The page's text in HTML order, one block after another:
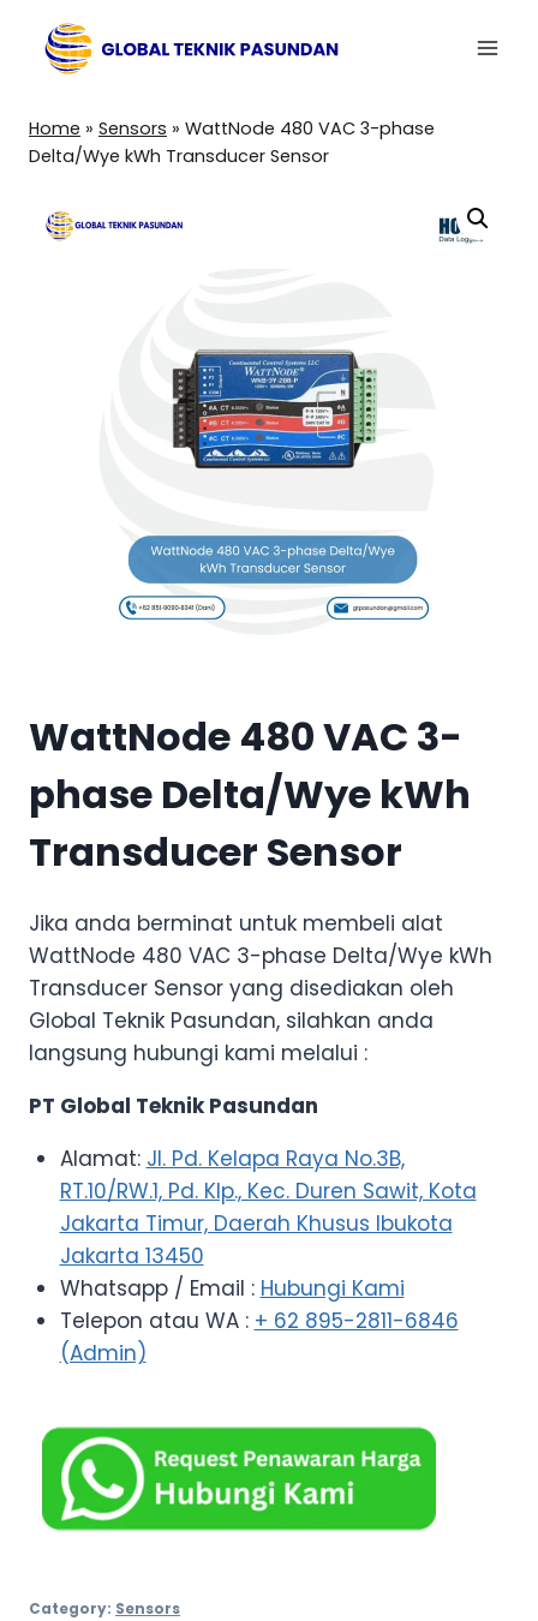
content
Home » Sensors » WattNode 480 VAC 3-phase
Delta/Wye kWh Transducer Sensor
WattNode 480 VAC 3-
phase Delta/Wye kWh
Transducer Sensor
Jika anda berminat untuk membeli alat
WattNode 480 VAC 3-phase Delta/Wye kWh
Transducer Sensor yang disediakan oleh
Global Teknik Pasundan, silahkan anda
langsung hubungi kami melalui :
PT Global Teknik Pasundan
Alamat: Jl. Pd. Kelapa Raya No.3B,
RT.10/RW.1, Pd. Klp., Kec. Duren Sawit, Kota
Jakarta Timur, Daerah Khusus Ibukota
Jakarta 13450
Whatsapp / Email : Hubungi Kami
Telepon atau WA : + 62 895-2811-6846
(Admin)
Category: Sensors